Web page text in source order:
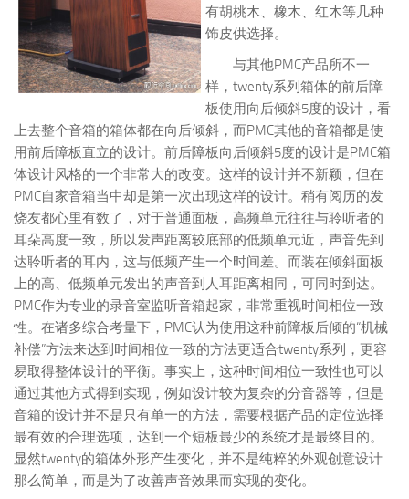
有胡桃木、橡木、红木等几种
饰皮供选择。
与其他PMC产品所不一
样，twenty系列箱体的前后障
板使用向后倾斜5度的设计，看
上去整个音箱的箱体都在向后倾斜，而PMC其他的音箱都是使
用前后障板直立的设计。前后障板向后倾斜5度的设计是PMC箱
体设计风格的一个非常大的改变。这样的设计并不新颖，但在
PMC自家音箱当中却是第一次出现这样的设计。稍有阅历的发
烧友都心里有数了，对于普通面板，高频单元往往与聆听者的
耳朵高度一致，所以发声距离较底部的低频单元近，声音先到
达聆听者的耳内，这与低频产生一个时间差。而装在倾斜面板
上的高、低频单元发出的声音到人耳距离相同，可同时到达。
PMC作为专业的录音室监听音箱起家，非常重视时间相位一致
性。在诸多综合考量下，PMC认为使用这种前障板后倾的“机械
补偿”方法来达到时间相位一致的方法更适合twenty系列，更容
易取得整体设计的平衡。事实上，这种时间相位一致性也可以
通过其他方式得到实现，例如设计较为复杂的分音器等，但是
音箱的设计并不是只有单一的方法，需要根据产品的定位选择
最有效的合理选项，达到一个短板最少的系统才是最终目的。
显然twenty的箱体外形产生变化，并不是纯粹的外观创意设计
那么简单，而是为了改善声音效果而实现的变化。